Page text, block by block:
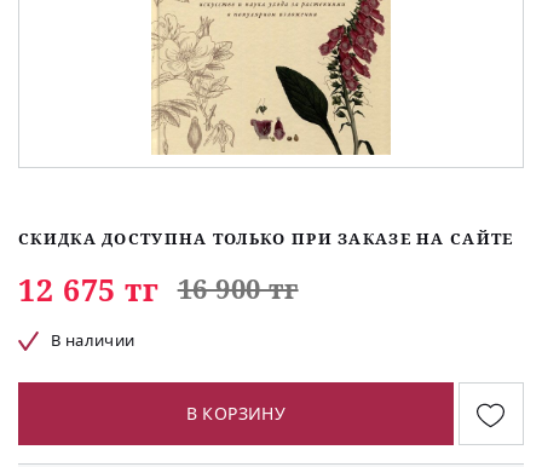
СКИДКА ДОСТУПНА ТОЛЬКО ПРИ ЗАКАЗЕ НА САЙТЕ
12 675 тг 16 900 тг
В наличии
В КОРЗИНУ